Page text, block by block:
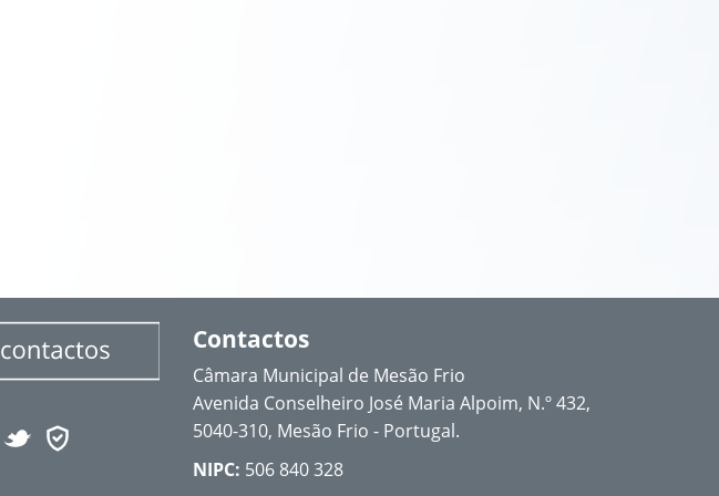
Contactos
Câmara Municipal de Mesão Frio
Avenida Conselheiro José Maria Alpoim, N.º 432,
5040-310, Mesão Frio - Portugal.
NIPC: 506 840 328